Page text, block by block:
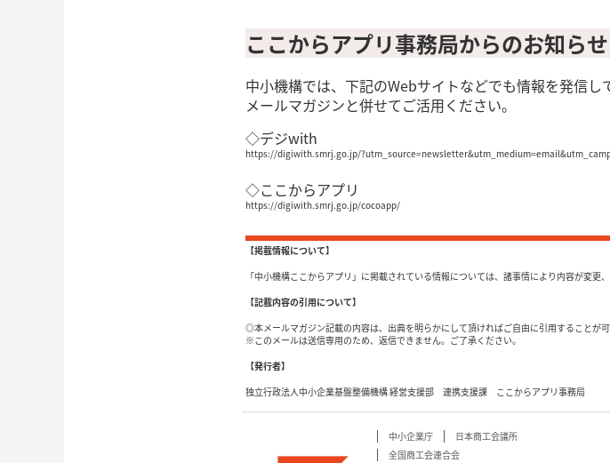
ここからアプリ事務局からのお知らせ
中小機構では、下記のWebサイトなどでも情報を発信し
メールマガジンと併せてご活用ください。
◇デジwith
https://digiwith.smrj.go.jp/
◇ここからアプリ
https://digiwith.smrj.go.jp/cocoapp/
【掲載情報について】
「中小機構ここからアプリ」に掲載されている情報については、諸事情により内容が変
【記載内容の引用について】
◎本メールマガジン記載の内容は、出典を明らかにして頂ければご自由に引用することが可
※このメールは送信専用のため、返信できません。ご了承ください。
【発行者】
独立行政法人中小企業基盤整備機構 経営支援部 連携支援課 ここからアプリ事務局
中小企業庁
日本商工会議所
全国商工会連合会